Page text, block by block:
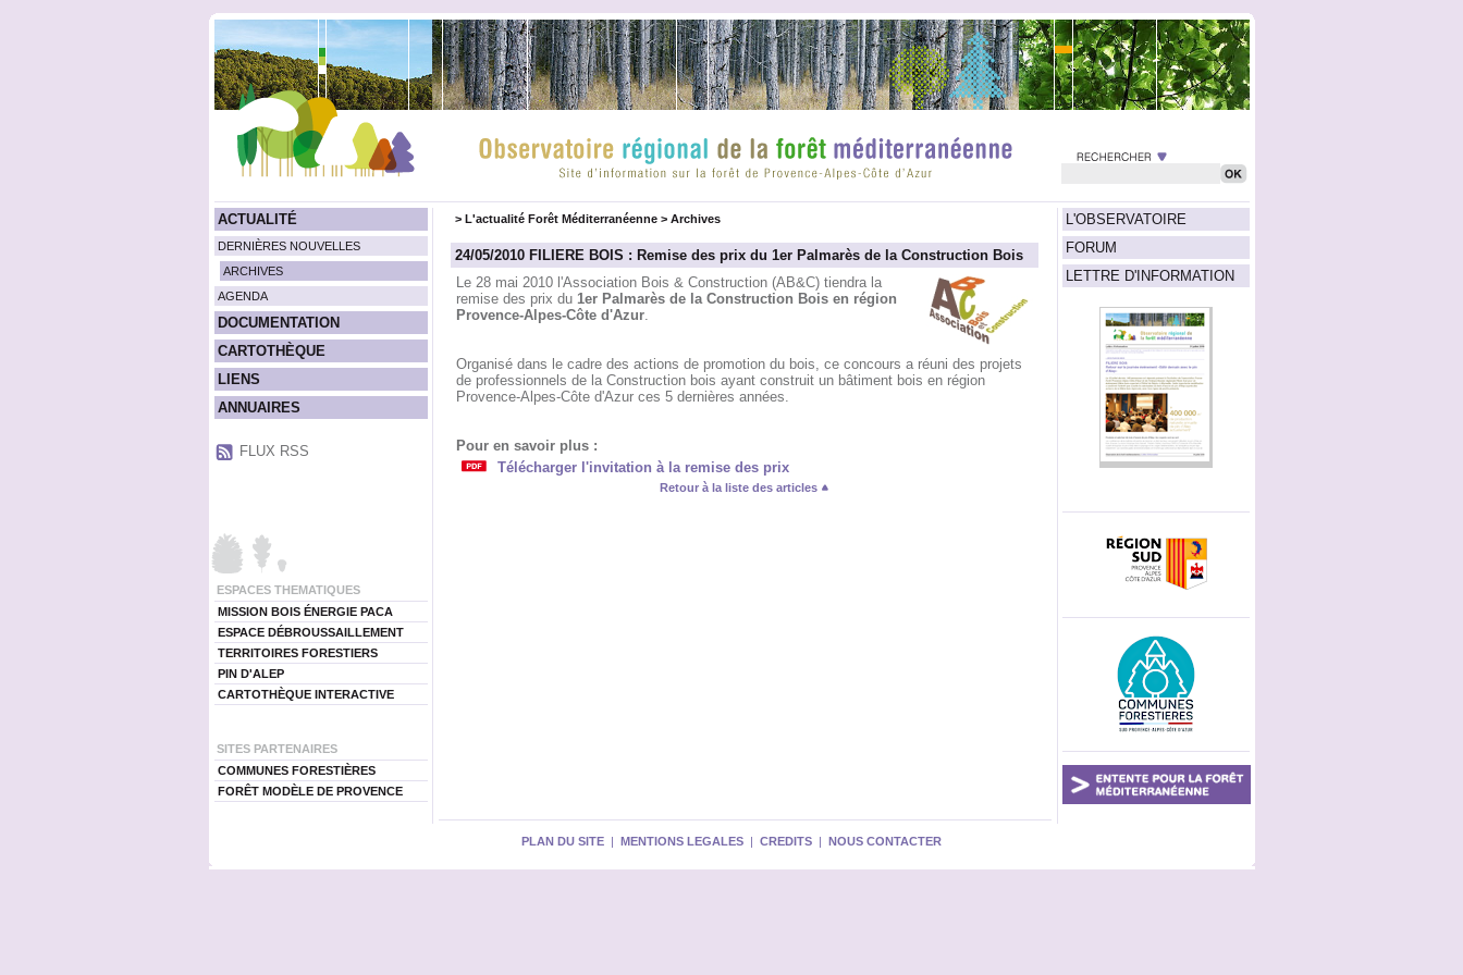
ACTUALITÉ
DERNIÈRES NOUVELLES
ARCHIVES
AGENDA
DOCUMENTATION
CARTOTHÈQUE
LIENS
ANNUAIRES
FLUX RSS
ESPACES THEMATIQUES
MISSION BOIS ÉNERGIE PACA
ESPACE DÉBROUSSAILLEMENT
TERRITOIRES FORESTIERS
PIN D'ALEP
CARTOTHÈQUE INTERACTIVE
SITES PARTENAIRES
COMMUNES FORESTIÈRES
FORÊT MODÈLE DE PROVENCE
L'OBSERVATOIRE
FORUM
LETTRE D'INFORMATION
> L'actualité Forêt Méditerranéenne> Archives
24/05/2010 FILIERE BOIS : Remise des prix du 1er Palmarès de la Construction Bois
Le 28 mai 2010 l'Association Bois & Construction (AB&C) tiendra la
remise des prix du 1er Palmarès de la Construction Bois en région
Provence-Alpes-Côte d'Azur.
Organisé dans le cadre des actions de promotion du bois, ce concours a réuni des projets
de professionnels de la Construction bois ayant construit un bâtiment bois en région
Provence-Alpes-Côte d'Azur ces 5 dernières années.
Pour en savoir plus :
Télécharger l'invitation à la remise des prix
Retour à la liste des articles
PLAN DU SITE | MENTIONS LEGALES | CREDITS | NOUS CONTACTER